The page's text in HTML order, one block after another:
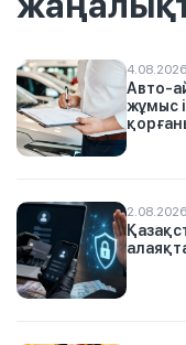
4.08.2026
Авто-
жұмыс
2.08.2026